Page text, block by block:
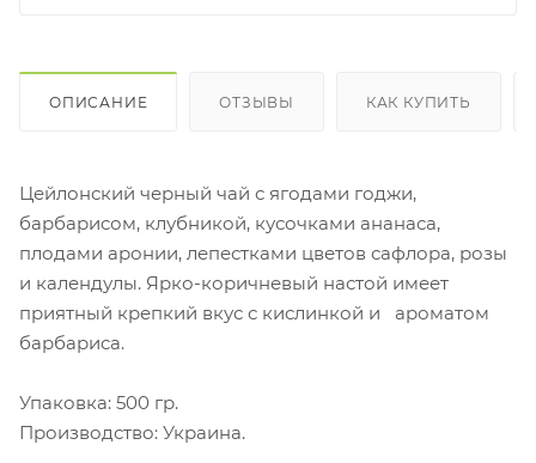
ОПИСАНИЕ ОТЗЫВЫ КАК КУПИТЬ
Цейлонский черный чай с ягодами годжи,
барбарисом, клубникой, кусочками ананаса,
плодами аронии, лепестками цветов сафлора, розы
и календулы. Ярко-коричневый настой имеет
приятный крепкий вкус с кислинкой и ароматом
барбариса.
Упаковка: 500 гр.
Производство: Украина.